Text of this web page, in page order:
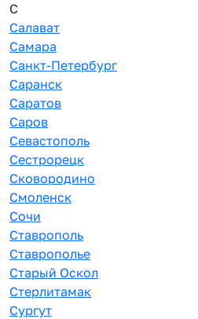
С
Салават
Самара
Санкт-Петербург
Саранск
Саратов
Саров
Севастополь
Сестрорецк
Сковородино
Смоленск
Сочи
Ставрополь
Ставрополье
Старый Оскол
Стерлитамак
Сургут